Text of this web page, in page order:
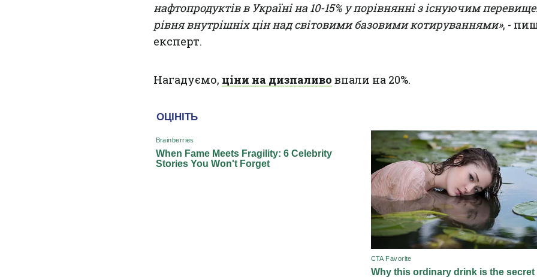
нафтопродуктів в Україні на 10-15% у порівнянні з існуючим
рівня внутрішніх цін над світовими базовими котируваннями», -
експерт.
Нагадуємо, ціни на дизпаливо впали на 20%.